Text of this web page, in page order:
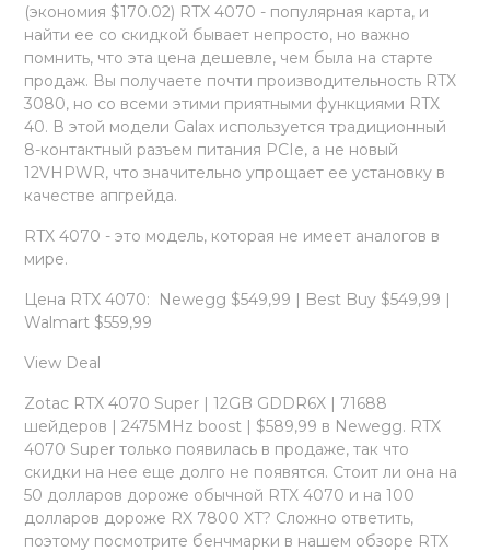
(экономия $170.02) RTX 4070 - популярная карта, и
найти ее со скидкой бывает непросто, но важно
помнить, что эта цена дешевле, чем была на старте
продаж. Вы получаете почти производительность RTX
3080, но со всеми этими приятными функциями RTX
40. В этой модели Galax используется традиционный
8-контактный разъем питания PCIe, а не новый
12VHPWR, что значительно упрощает ее установку в
качестве апгрейда.
RTX 4070 - это модель, которая не имеет аналогов в
мире.
Цена RTX 4070: Newegg $549,99 | Best Buy $549,99 |
Walmart $559,99
View Deal
Zotac RTX 4070 Super | 12GB GDDR6X | 71688
шейдеров | 2475MHz boost | $589,99 в Newegg. RTX
4070 Super только появилась в продаже, так что
скидки на нее еще долго не появятся. Стоит ли она на
50 долларов дороже обычной RTX 4070 и на 100
долларов дороже RX 7800 XT? Сложно ответить,
поэтому посмотрите бенчмарки в нашем обзоре RTX